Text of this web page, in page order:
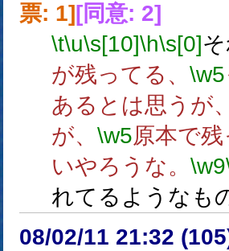
票: 1][同意: 2]
\t\u\s[10]\h\s[0]
が残ってる、 \w5
あるとは思うが
が、 \w5原本で
いやろうな。 \w9
れてるようなも
08/02/11 21:32